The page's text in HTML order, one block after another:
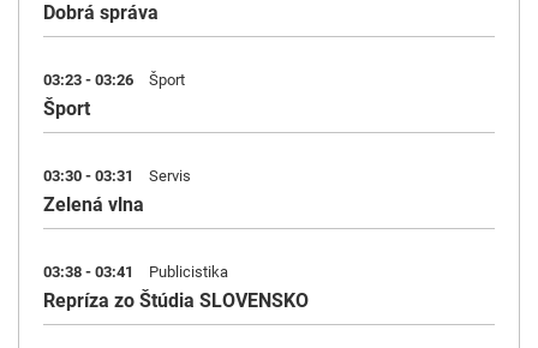
Dobrá správa
03:23 - 03:26 Šport
Šport
03:30 - 03:31 Servis
Zelená vlna
03:38 - 03:41 Publicistika
Repríza zo Štúdia SLOVENSKO